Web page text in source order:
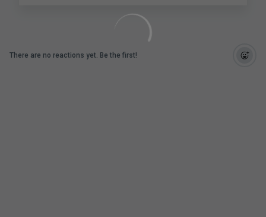
There are no reactions yet. Be the first!